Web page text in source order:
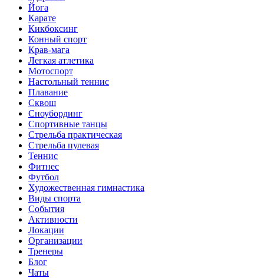
Йога
Карате
Кикбоксинг
Конный спорт
Крав-мага
Легкая атлетика
Мотоспорт
Настольный теннис
Плавание
Сквош
Сноубординг
Спортивные танцы
Стрельба практическая
Стрельба пулевая
Теннис
Фитнес
Футбол
Художественная гимнастика
Виды спорта
События
Активности
Локации
Организации
Тренеры
Блог
Чаты